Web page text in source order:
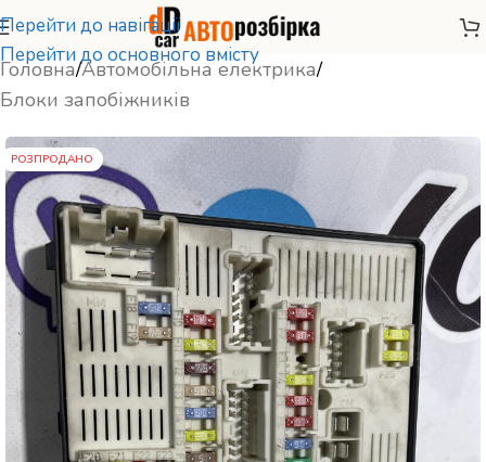
Перейти до навігації
Перейти до основного вмісту
Головна/Автомобільна електрика/
Блоки запобіжників
РОЗПРОДАНО